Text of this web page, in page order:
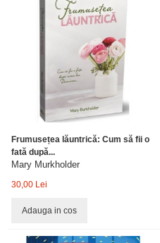
Frumusețea lăuntrică: Cum să fii o
fată după...
Mary Murkholder
30,00 Lei
Adauga in cos